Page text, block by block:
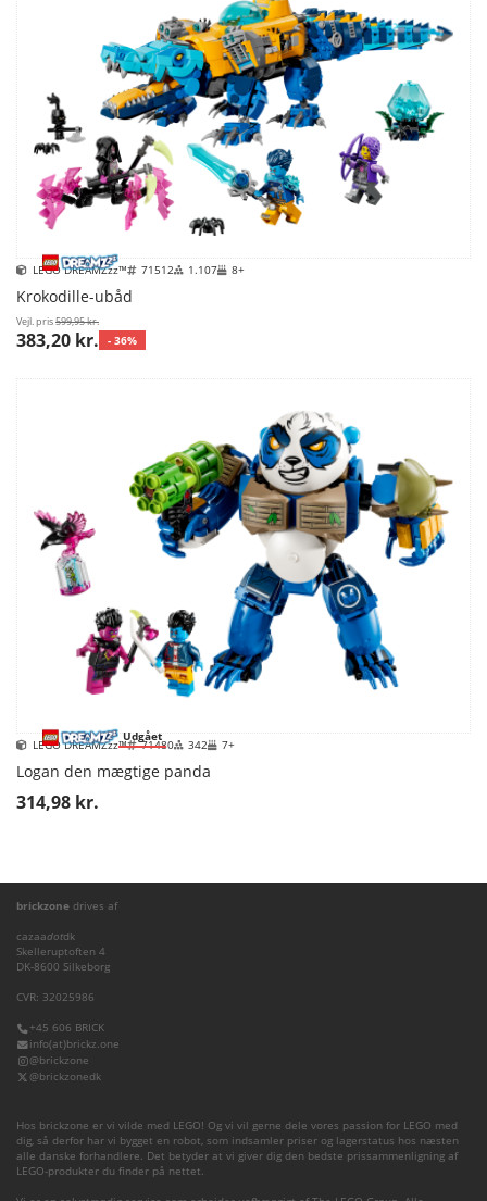
LEGO DREAMZzz™ 71512 1.107 8+
Krokodille-ubåd
Vejl. pris599,95 kr.
383,20 kr. - 36%
Udgået
LEGO DREAMZzz™ 71480 342 7+
Logan den mægtige panda
314,98 kr.
brickzone drives af
cazaadotdk
Skelleruptoften 4
DK-8600 Silkeborg
CVR: 32025986
+45 606 BRICK
info(at)brickz.one
@brickzone
@brickzonedk
Hos brickzone er vi vilde med LEGO! Og vi vil gerne dele vores passion for LEGO med
dig, så derfor har vi bygget en robot, som indsamler priser og lagerstatus hos næsten
alle danske forhandlere. Det betyder at vi giver dig den bedste prissammenligning af
LEGO-produkter du finder på nettet.